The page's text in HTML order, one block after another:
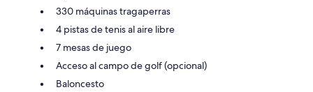
330 máquinas tragaperras
4 pistas de tenis al aire libre
7 mesas de juego
Acceso al campo de golf (opcional)
Baloncesto